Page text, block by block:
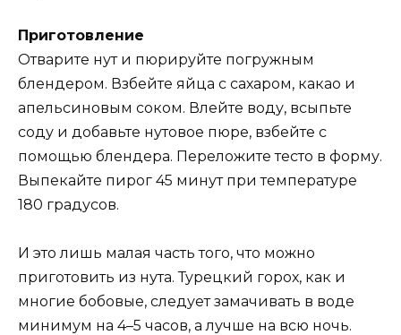
Приготовление
Отварите нут и пюрируйте погружным
блендером. Взбейте яйца с сахаром, какао и
апельсиновым соком. Влейте воду, всыпьте
соду и добавьте нутовое пюре, взбейте с
помощью блендера. Переложите тесто в форму.
Выпекайте пирог 45 минут при температуре
180 градусов.
И это лишь малая часть того, что можно
приготовить из нута. Турецкий горох, как и
многие бобовые, следует замачивать в воде
минимум на 4–5 часов, а лучше на всю ночь.